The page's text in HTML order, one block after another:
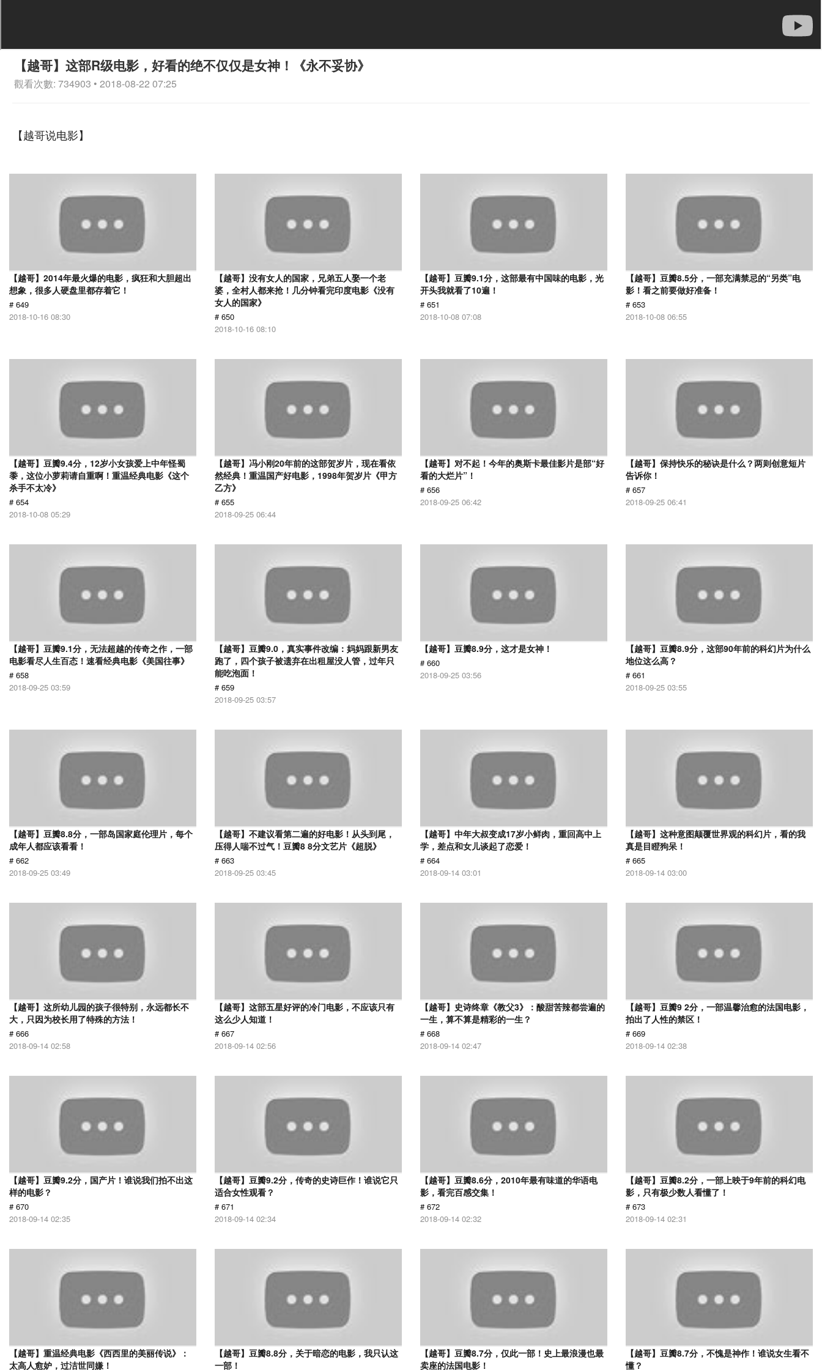
【越哥】这部R级电影，好看的绝不仅仅是女神！《永不妥协》
觀看次數: 734903 • 2018-08-22 07:25
【越哥说电影】
【越哥】2014年最火爆的电影，疯狂和大胆超出
想象，很多人硬盘里都存着它！
# 649
2018-10-16 08:30
【越哥】没有女人的国家，兄弟五人娶一个老
婆，全村人都来抢！几分钟看完印度电影《没有
女人的国家》
# 650
2018-10-16 08:10
【越哥】豆瓣9.1分，这部最有中国味的电影，光
开头我就看了10遍！
# 651
2018-10-08 07:08
【越哥】豆瓣8.5分，一部充满禁忌的“另类”电
影！看之前要做好准备！
# 653
2018-10-08 06:55
【越哥】豆瓣9.4分，12岁小女孩爱上中年怪蜀
黍，这位小萝莉请自重啊！重温经典电影《这个
杀手不太冷》
# 654
2018-10-08 05:29
【越哥】冯小刚20年前的这部贺岁片，现在看依
然经典！重温国产好电影，1998年贺岁片《甲方
乙方》
# 655
2018-09-25 06:44
【越哥】对不起！今年的奥斯卡最佳影片是部“好
看的大烂片”！
# 656
2018-09-25 06:42
【越哥】保持快乐的秘诀是什么？两则创意短片
告诉你！
# 657
2018-09-25 06:41
【越哥】豆瓣9.1分，无法超越的传奇之作，一部
电影看尽人生百态！速看经典电影《美国往事》
# 658
2018-09-25 03:59
【越哥】豆瓣9.0，真实事件改编：妈妈跟新男友
跑了，四个孩子被遗弃在出租屋没人管，过年只
能吃泡面！
# 659
2018-09-25 03:57
【越哥】豆瓣8.9分，这才是女神！
# 660
2018-09-25 03:56
【越哥】豆瓣8.9分，这部90年前的科幻片为什么
地位这么高？
# 661
2018-09-25 03:55
【越哥】豆瓣8.8分，一部岛国家庭伦理片，每个
成年人都应该看看！
# 662
2018-09-25 03:49
【越哥】不建议看第二遍的好电影！从头到尾，
压得人喘不过气！豆瓣8 8分文艺片《超脱》
# 663
2018-09-25 03:45
【越哥】中年大叔变成17岁小鲜肉，重回高中上
学，差点和女儿谈起了恋爱！
# 664
2018-09-14 03:01
【越哥】这种意图颠覆世界观的科幻片，看的我
真是目瞪狗呆！
# 665
2018-09-14 03:00
【越哥】这所幼儿园的孩子很特别，永远都长不
大，只因为校长用了特殊的方法！
# 666
2018-09-14 02:58
【越哥】这部五星好评的冷门电影，不应该只有
这么少人知道！
# 667
2018-09-14 02:56
【越哥】史诗终章《教父3》：酸甜苦辣都尝遍的
一生，算不算是精彩的一生？
# 668
2018-09-14 02:47
【越哥】豆瓣9 2分，一部温馨治愈的法国电影，
拍出了人性的禁区！
# 669
2018-09-14 02:38
【越哥】豆瓣9.2分，国产片！谁说我们拍不出这
样的电影？
# 670
2018-09-14 02:35
【越哥】豆瓣9.2分，传奇的史诗巨作！谁说它只
适合女性观看？
# 671
2018-09-14 02:34
【越哥】豆瓣8.6分，2010年最有味道的华语电
影，看完百感交集！
# 672
2018-09-14 02:32
【越哥】豆瓣8.2分，一部上映于9年前的科幻电
影，只有极少数人看懂了！
# 673
2018-09-14 02:31
【越哥】重温经典电影《西西里的美丽传说》：
太高人愈妒，过洁世同嫌！
【越哥】豆瓣8.8分，关于暗恋的电影，我只认这
一部！
【越哥】豆瓣8.7分，仅此一部！史上最浪漫也最
卖座的法国电影！
【越哥】豆瓣8.7分，不愧是神作！谁说女生看不
懂？